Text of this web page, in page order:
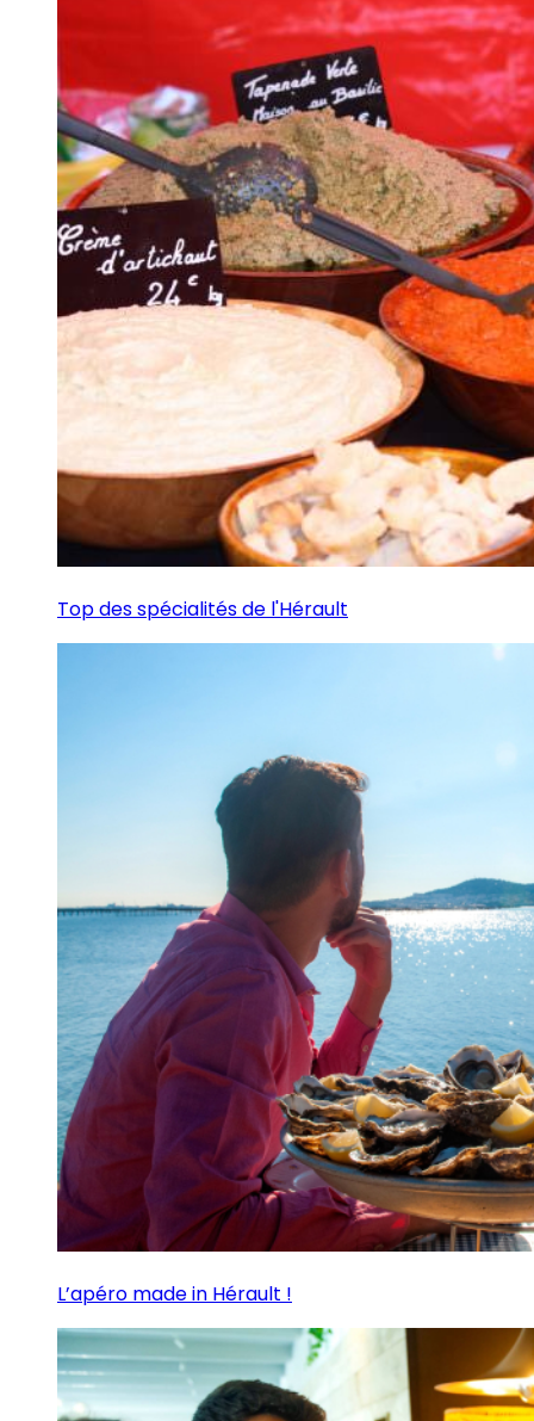
Top des spécialités de l'Hérault
L’apéro made in Hérault !